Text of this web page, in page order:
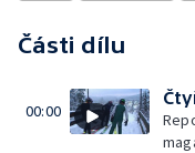
Části dílu
00:00